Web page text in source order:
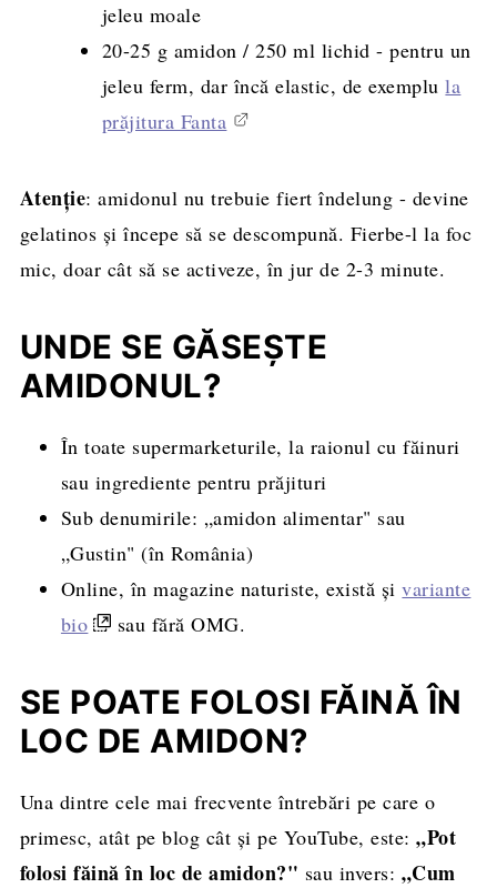
jeleu moale
20-25 g amidon / 250 ml lichid - pentru un
jeleu ferm, dar încă elastic, de exemplula
prăjitura Fanta
Atenție: amidonul nu trebuie fiert îndelung - devine
gelatinos și începe să se descompună. Fierbe-l la foc
mic, doar cât să se activeze, în jur de 2-3 minute.
UNDE SE GĂSEȘTE
AMIDONUL?
În toate supermarketurile, la raionul cu făinuri
sau ingrediente pentru prăjituri
Sub denumirile: „amidon alimentar" sau
„Gustin" (în România)
Online, în magazine naturiste, există șivariante
bio
sau fără OMG.
SE POATE FOLOSI FĂINĂ ÎN
LOC DE AMIDON?
Una dintre cele mai frecvente întrebări pe care o
primesc, atât pe blog cât și pe YouTube, este:„Pot
folosi făină în loc de amidon?" sau invers: „Cum